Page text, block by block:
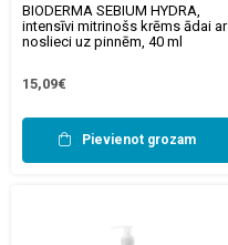
BIODERMA SEBIUM HYDRA,
intensīvi mitrinošs krēms ādai ar
noslieci uz pinnēm, 40 ml
15,09€
Pievienot grozam